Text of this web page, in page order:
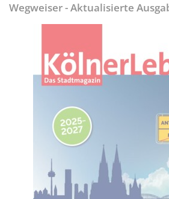
Wegweiser - Aktualisierte